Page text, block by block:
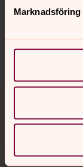
Sociala
Akut samtals-
med en präst